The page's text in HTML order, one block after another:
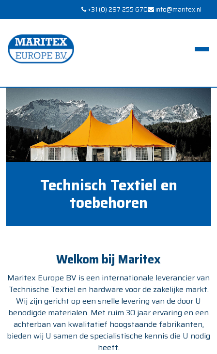
+31 (0) 297 255 670 info@maritex.nl
Technisch Textiel en
toebehoren
Welkom bij Maritex
Maritex Europe BV is een internationale leverancier van
Technische Textiel en hardware voor de zakelijke markt.
Wij zijn gericht op een snelle levering van de door U
benodigde materialen. Met ruim 30 jaar ervaring en een
achterban van kwalitatief hoogstaande fabrikanten,
bieden wij U samen de specialistische kennis die U nodig
heeft.